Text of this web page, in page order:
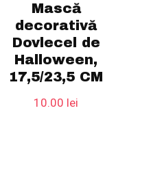
Mască
decorativă
Dovlecel de
Halloween,
17,5/23,5 CM
10.00 lei